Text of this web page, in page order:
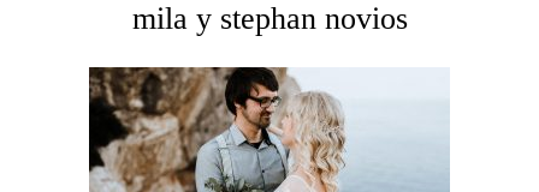
mila y stephan novios